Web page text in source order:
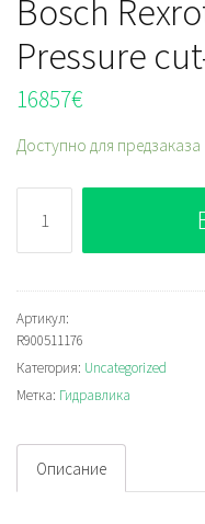
Bosch
Pressure
16857€
Доступно для предзаказа
Bosch
Rexroth
LC125DB40E2X/
Pressure
cut-
off
Артикул:
R900511176
Категория: Uncategorized
Метка: Гидравлика
Описание